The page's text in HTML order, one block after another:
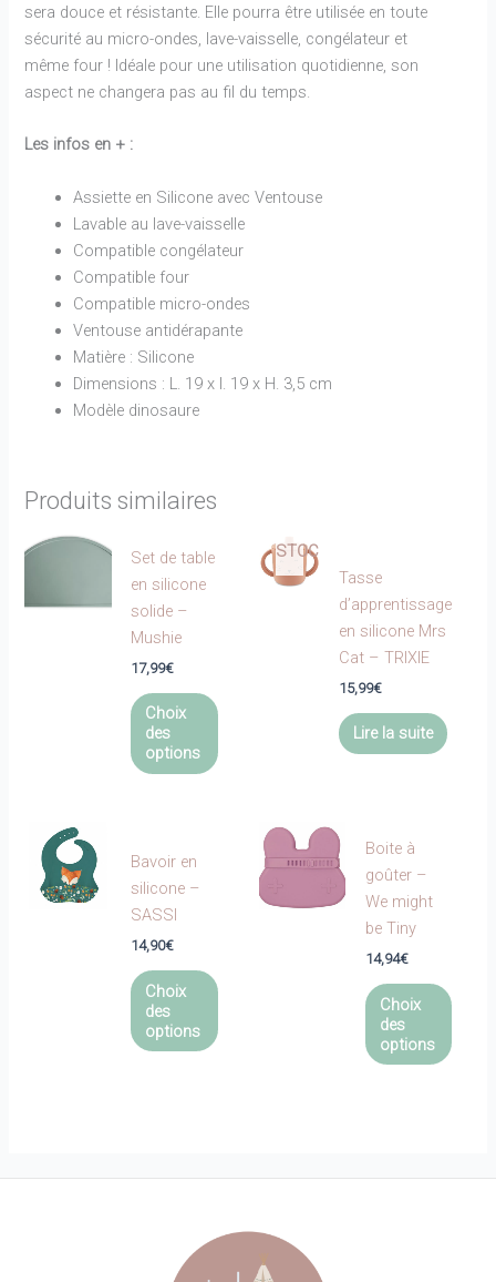
sera douce et résistante. Elle pourra être utilisée en toute
sécurité au micro-ondes, lave-vaisselle, congélateur et
même four ! Idéale pour une utilisation quotidienne, son
aspect ne changera pas au fil du temps.
Les infos en + :
Assiette en Silicone avec Ventouse
Lavable au lave-vaisselle
Compatible congélateur
Compatible four
Compatible micro-ondes
Ventouse antidérapante
Matière : Silicone
Dimensions : L. 19 x l. 19 x H. 3,5 cm
Modèle dinosaure
Produits similaires
Set de table
en silicone
solide –
Mushie
17,99€
Choix
des
options
a
options
peuvent
la
du
STOCK
Tasse
d’apprentissage
en silicone Mrs
Cat – TRIXIE
15,99€
Lire la suite
Bavoir en
silicone –
SASSI
14,90€
Choix
des
options
a
sur
Boite à
goûter –
We might
be Tiny
14,94€
Choix
des
options
a